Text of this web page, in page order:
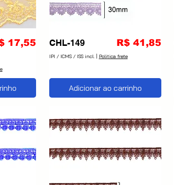
17,55 CHL-149 Preço
R$ 41,85
IPI / ICMS / ISS incl.| Politica frete
Adicionar ao carrinho